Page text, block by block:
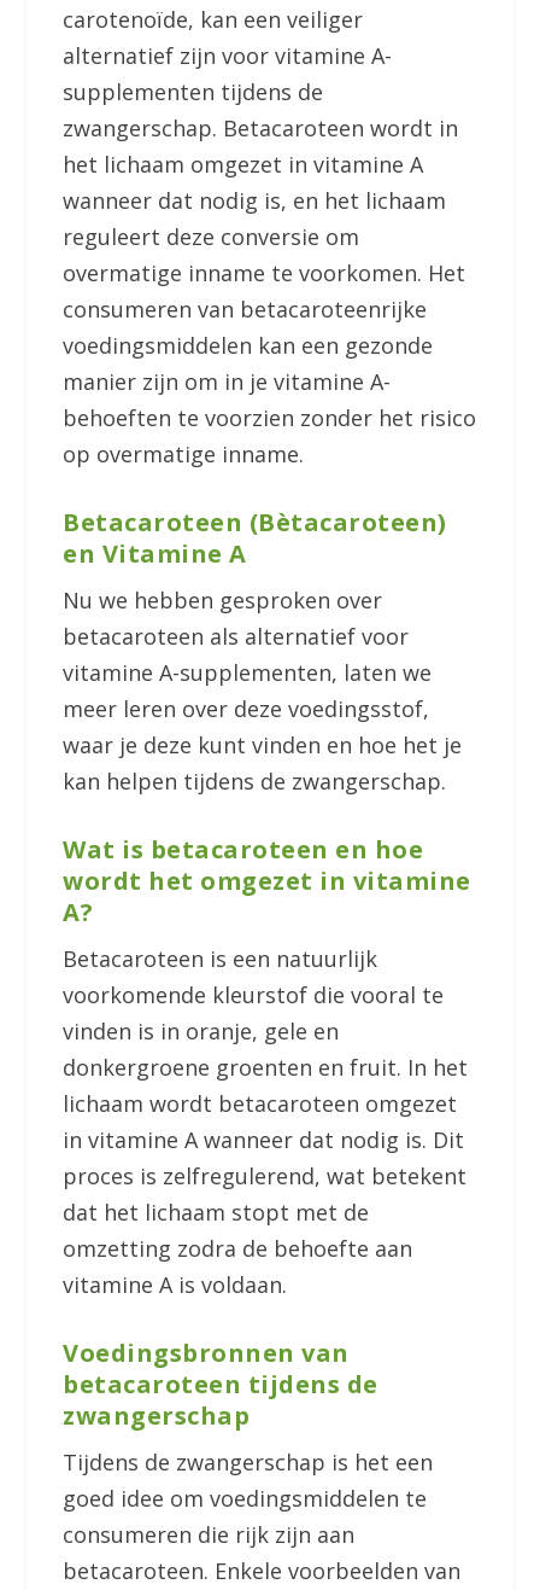
carotenoïde, kan een veiliger
alternatief zijn voor vitamine A-
supplementen tijdens de
zwangerschap. Betacaroteen wordt in
het lichaam omgezet in vitamine A
wanneer dat nodig is, en het lichaam
reguleert deze conversie om
overmatige inname te voorkomen. Het
consumeren van betacaroteenrijke
voedingsmiddelen kan een gezonde
manier zijn om in je vitamine A-
behoeften te voorzien zonder het risico
op overmatige inname.
Betacaroteen (Bètacaroteen)
en Vitamine A
Nu we hebben gesproken over
betacaroteen als alternatief voor
vitamine A-supplementen, laten we
meer leren over deze voedingsstof,
waar je deze kunt vinden en hoe het je
kan helpen tijdens de zwangerschap.
Wat is betacaroteen en hoe
wordt het omgezet in vitamine
A?
Betacaroteen is een natuurlijk
voorkomende kleurstof die vooral te
vinden is in oranje, gele en
donkergroene groenten en fruit. In het
lichaam wordt betacaroteen omgezet
in vitamine A wanneer dat nodig is. Dit
proces is zelfregulerend, wat betekent
dat het lichaam stopt met de
omzetting zodra de behoefte aan
vitamine A is voldaan.
Voedingsbronnen van
betacaroteen tijdens de
zwangerschap
Tijdens de zwangerschap is het een
goed idee om voedingsmiddelen te
consumeren die rijk zijn aan
betacaroteen. Enkele voorbeelden van